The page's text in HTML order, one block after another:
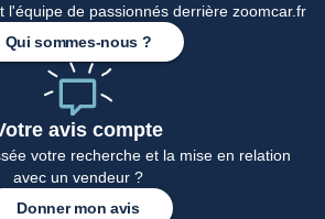
l'équipe de passionnés derrière zoomcar.fr
Qui sommes-nous ?
avis compte
votre recherche et la mise en relation
avec un vendeur ?
Donner mon avis